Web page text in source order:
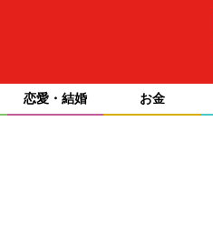
恋愛・結婚 お金